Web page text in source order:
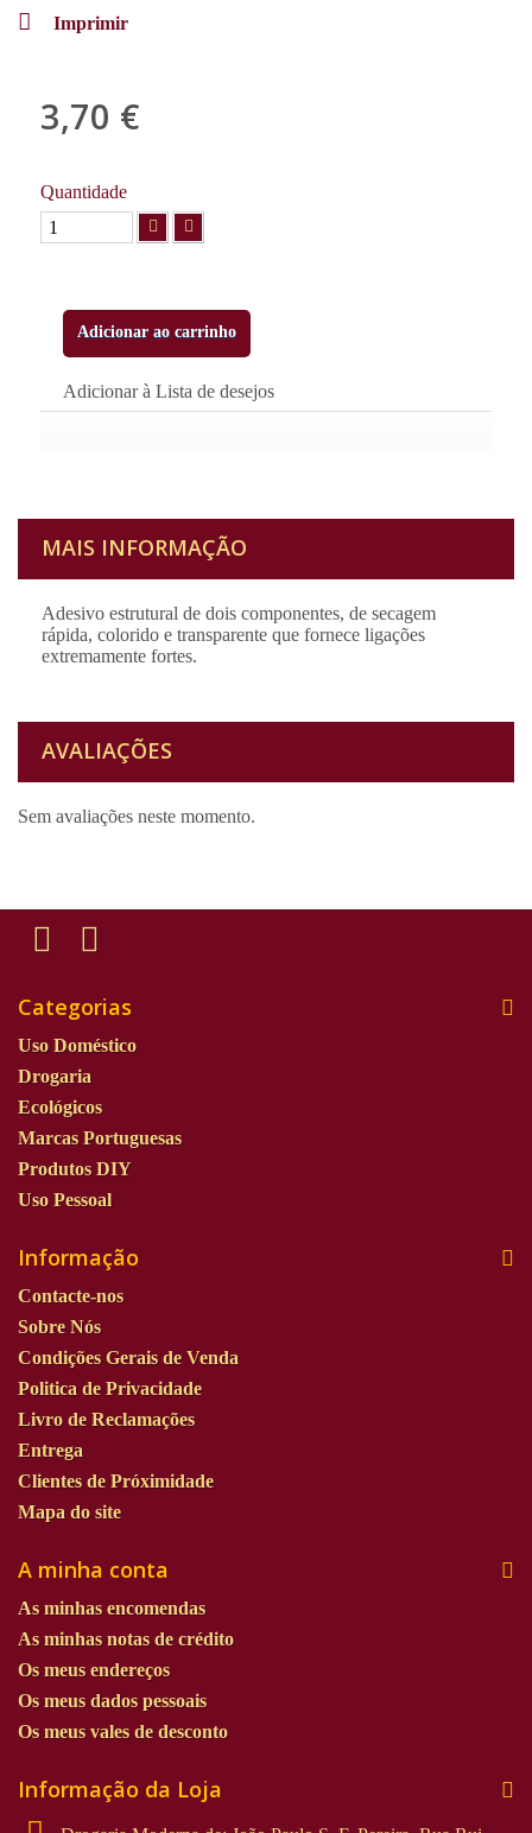
Imprimir
3,70 €
Quantidade
Adicionar ao carrinho
Adicionar à Lista de desejos
MAIS INFORMAÇÃO
Adesivo estrutural de dois componentes, de secagem
rápida, colorido e transparente que fornece ligações
extremamente fortes.
AVALIAÇÕES
Sem avaliações neste momento.
Categorias
Uso Doméstico
Drogaria
Ecológicos
Marcas Portuguesas
Produtos DIY
Uso Pessoal
Informação
Contacte-nos
Sobre Nós
Condições Gerais de Venda
Politica de Privacidade
Livro de Reclamações
Entrega
Clientes de Próximidade
Mapa do site
A minha conta
As minhas encomendas
As minhas notas de crédito
Os meus endereços
Os meus dados pessoais
Os meus vales de desconto
Informação da Loja